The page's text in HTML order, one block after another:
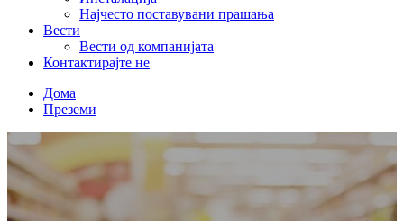
Најчесто поставувани прашања
Вести
Вести од компанијата
Контактирајте не
Дома
Преземи